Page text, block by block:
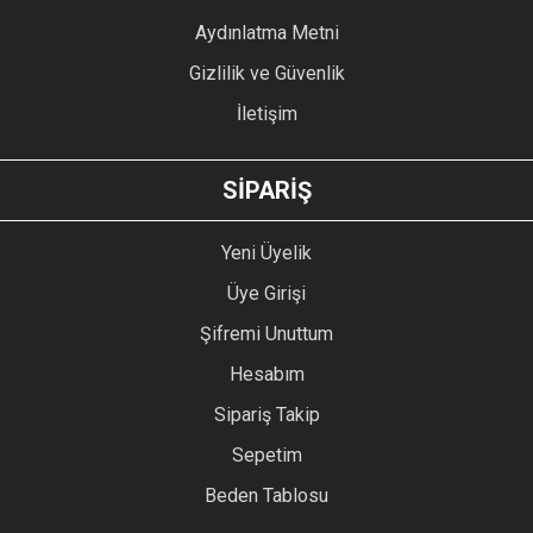
GÖNDER
Aydınlatma Metni
Gizlilik ve Güvenlik
İletişim
SİPARİŞ
Yeni Üyelik
Üye Girişi
Şifremi Unuttum
Hesabım
Sipariş Takip
Sepetim
Beden Tablosu